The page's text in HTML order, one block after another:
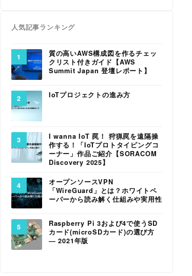
人気記事ランキング
質の高いAWS構成図を作るチェッ
クリスト付きガイド【AWS
Summit Japan 登壇レポート】
IoTプロジェクトの進み方
I wanna IoT 罠！ 狩猟罠を遠隔操
作する！「IoTプロトタイピングコ
ーナー」作品ご紹介【SORACOM
Discovery 2025】
オープンソースVPN
「WireGuard」とは？ホワイトペ
ーパーから読み解く仕組みや実用性
Raspberry Pi 3および4で使うSD
カード(microSDカード)の選び方
― 2021年版